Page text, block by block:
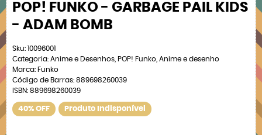
POP! FUNKO - GARBAGE PAIL KIDS
- ADAM BOMB
Sku: 10096001
Categoria: Anime e Desenhos POP! Funko Anime e desenho
Marca: Funko
Código de Barras: 889698260039
ISBN: 889698260039
40% OFF Produto Indisponível